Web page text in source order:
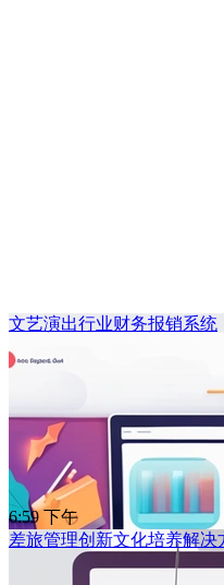
文艺演出行业财务报销系统
6:59 下午
差旅管理创新文化培养解决